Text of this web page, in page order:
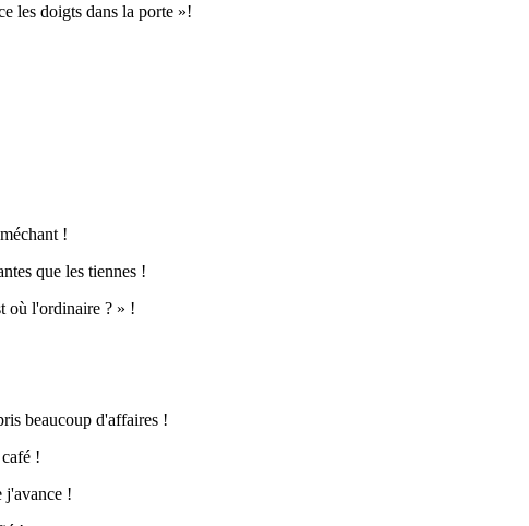
les doigts dans la porte »!
!
que les tiennes !
où l'ordinaire ? » !
beaucoup d'affaires !
!
j'avance !